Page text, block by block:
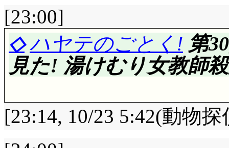
評価……☆☆☆☆(前回比:
日記を書くという習
らない, 切実に。……
部解けた……。4年分
は, 千尋が失った『障
んですね。でもそれ
い。本当の記憶は13
[23:00]
◇ ハヤテのごとく! 第
見た! 湯けむり女教師
[23:14, 10/23 5:42(動物